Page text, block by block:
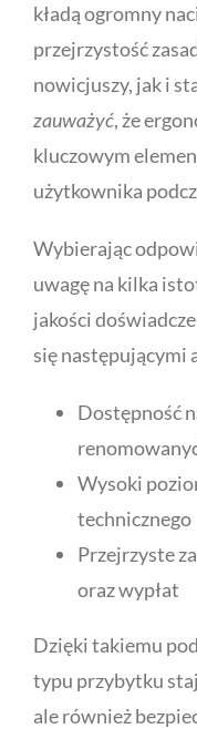
kładą ogromny
przejrzystość
nowicjuszy, jak i
zauważyć, że
kluczowym
użytkownika
Wybierając
uwagę na kilka
jakości
się następującymi
Dostępność
Wysoki
technicznego
Przejrzyste
oraz wypłat
Dzięki takiemu
typu przybytku
ale również